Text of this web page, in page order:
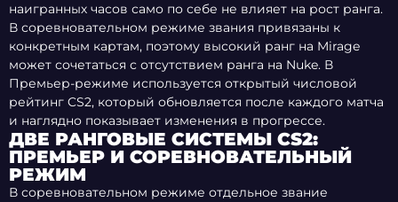
наигранных часов само по себе не влияет на рост ранга.
В соревновательном режиме звания привязаны к
конкретным картам, поэтому высокий ранг на Mirage
может сочетаться с отсутствием ранга на Nuke. В
Премьер-режиме используется открытый числовой
рейтинг CS2, который обновляется после каждого матча
и наглядно показывает изменения в прогрессе.
ДВЕ РАНГОВЫЕ СИСТЕМЫ CS2:
ПРЕМЬЕР И СОРЕВНОВАТЕЛЬНЫЙ
РЕЖИМ
В соревновательном режиме отдельное звание